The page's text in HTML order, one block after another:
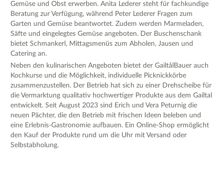
Gemüse und Obst erwerben. Anita Lederer steht für fachkundige
Beratung zur Verfügung, während Peter Lederer Fragen zum
Garten und Gemüse beantwortet. Zudem werden Marmeladen,
Säfte und eingelegtes Gemüse angeboten. Der Buschenschank
bietet Schmankerl, Mittagsmenüs zum Abholen, Jausen und
Catering an.
Neben den kulinarischen Angeboten bietet der GailtålBauer auch
Kochkurse und die Möglichkeit, individuelle Picknickkörbe
zusammenzustellen. Der Betrieb hat sich zu einer Drehscheibe für
die Vermarktung qualitativ hochwertiger Produkte aus dem Gailtal
entwickelt. Seit August 2023 sind Erich und Vera Peturnig die
neuen Pächter, die den Betrieb mit frischen Ideen beleben und
eine Erlebnis-Gastronomie aufbauen. Ein Online-Shop ermöglicht
den Kauf der Produkte rund um die Uhr mit Versand oder
Selbstabholung.